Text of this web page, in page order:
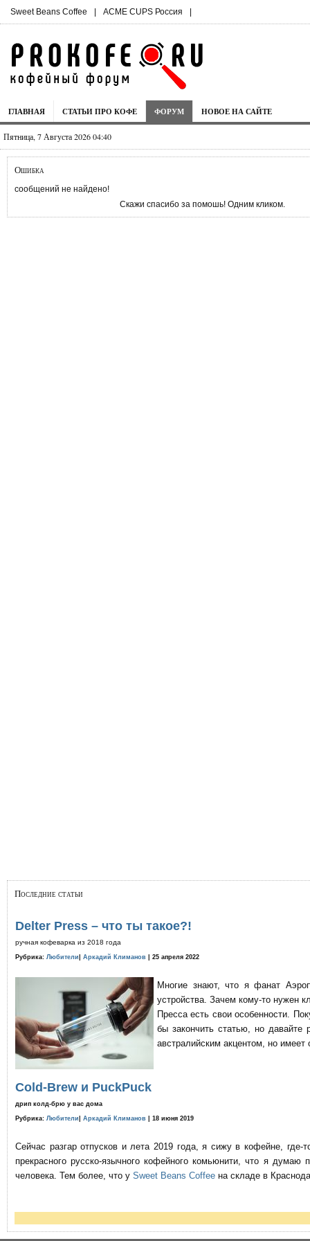
Sweet Beans Coffee | ACME CUPS Россия |
ГЛАВНАЯ СТАТЬИ ПРО КОФЕ ФОРУМ НОВОЕ НА САЙТЕ
Пятница, 7 Августа 2026 04:40
Ошибка
сообщений не найдено!
Скажи спасибо за помошь! Одним кликом.
Последние статьи
Delter Press – что ты такое?!
ручная кофеварка из 2018 года
Рубрика: Любители Аркадий Климанов | 25 апреля 2022
Многие знают, что я фанат
устройства. Зачем кому-то нужен
Пресса есть свои особенности.
бы закончить статью, но давайте
австралийским акцентом, но имеет
Cold-Brew и PuckPuck
дрип колд-брю у вас дома
Рубрика: Любители Аркадий Климанов | 18 июня 2019
Сейчас разгар отпусков и лета 2019 года, я сижу в кофейне,
прекрасного русско-язычного кофейного комьюнити, что я
человека. Тем более, что у Sweet Beans Coffee на складе в